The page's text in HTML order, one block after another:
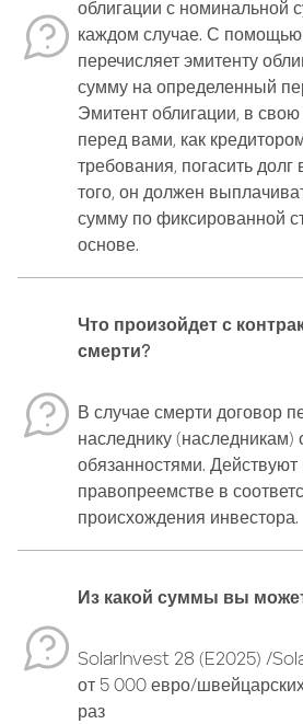
облигации с номинальной
каждом случае. С помощью
перечисляет эмитенту
сумму на определенный
Эмитент облигации, в свою
перед вами, как
требования, погасить долг
того, он должен
сумму по фиксированной
основе.
Что произойдет с
смерти?
В случае смерти договор
наследнику
обязанностями.
правопреемстве в
происхождения инвестора.
Из какой суммы вы
SolarInvest 28 (E2025) /
от 5 000 евро/
раз